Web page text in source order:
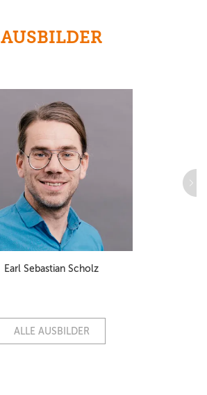
AUSBILDER
Earl Sebastian Scholz
ALLE AUSBILDER